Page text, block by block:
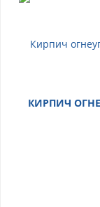
КИРПИЧ